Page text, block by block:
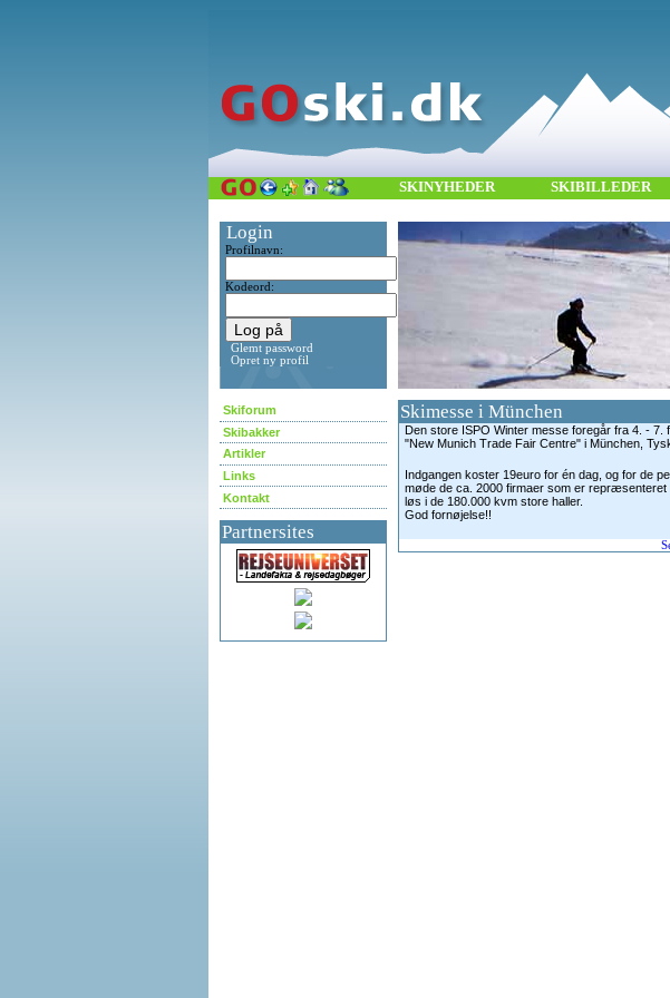
SKINYHEDER SKIBILLEDER
Login
Profilnavn:
Kodeord:
Glemt password
Opret ny profil
Skiforum
Skibakker
Artikler
Links
Kontakt
Partnersites
Skimesse i München
Den store ISPO Winter messe foregår fra 4. - 7.
"New Munich Trade Fair Centre" i München,
Indgangen koster 19euro for én dag, og for de
møde de ca. 2000 firmaer som er repræsenteret
løs i de 180.000 kvm store haller.
God fornøjelse!!